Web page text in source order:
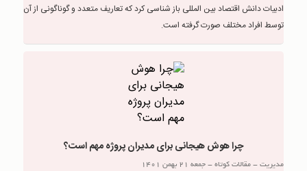
ادبیات دانش اقتصاد بین المللی باز شناسی کرد که تعاریف متعدد و گوناگونی از آن
توسط افراد مختلف صورت گرفته است.
چرا هوش هيجانی برای مديران پروژه مهم است؟
مدیریت-مقالات کوتاه-جمعه 21 بهمن 1401